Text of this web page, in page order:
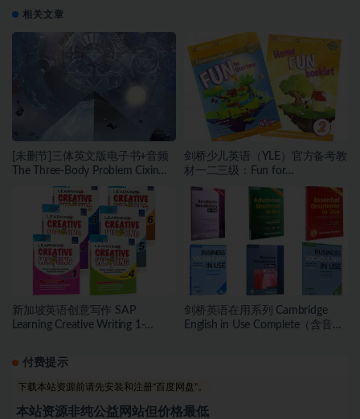
相关文章
[未删节]三体英文版电子书+音频
The Three-Body Problem Cixin
Liu（epub/pdf/mobi+音频）
剑桥少儿英语（YLE）官方备考教
材一二三级：Fun for
Starters/Movers/Flyers 第4版全
套资源（音频+学生/老师）
新加坡英语创意写作 SAP
Learning Creative Writing 1-
剑桥英语在用系列 Cambridge
English in Use Complete（含音
付费提示
下载本站资源前请先安装和注册“百度网盘”。
本站资源非纯公益网站但价格最低